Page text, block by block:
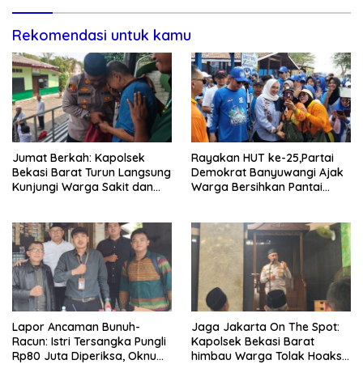
Rekomendasi untuk kamu
Jumat Berkah: Kapolsek
Bekasi Barat Turun Langsung
Kunjungi Warga Sakit dan
Rayakan HUT ke-25,Partai
Demokrat Banyuwangi Ajak
Warga Bersihkan Pantai
Lapor Ancaman Bunuh-
Racun: Istri Tersangka Pungli
Rp80 Juta Diperiksa, Oknum
Jaga Jakarta On The Spot:
Kapolsek Bekasi Barat
himbau Warga Tolak Hoaks